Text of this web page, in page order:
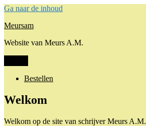
Ga naar de inhoud
Meursam
Website van Meurs A.M.
Bestellen
Welkom
Welkom op de site van schrijver Meurs A.M.